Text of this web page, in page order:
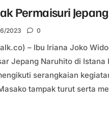
Permaisuri
2023 0
– Ibu Iriana Joko
Jepang Naruhito di
serangkaian
tampak turut serta